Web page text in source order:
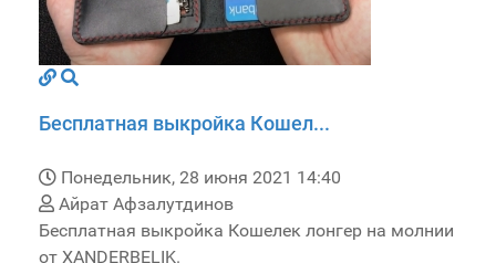
Бесплатная выкройка Кошел...
Понедельник, 28 июня 2021 14:40
Айрат Афзалутдинов
Бесплатная выкройка Кошелек лонгер на молнии
от XANDERBELIK.